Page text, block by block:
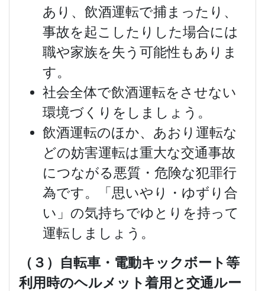
あり、飲酒運転で捕まったり、
事故を起こしたりした場合には
職や家族を失う可能性もありま
す。
社会全体で飲酒運転をさせない
環境づくりをしましょう。
飲酒運転のほか、あおり運転な
どの妨害運転は重大な交通事故
につながる悪質・危険な犯罪行
為です。「思いやり・ゆずり合
い」の気持ちでゆとりを持って
運転しましょう。
（３）自転車・電動キックボート等
利用時のヘルメット着用と交通ルー